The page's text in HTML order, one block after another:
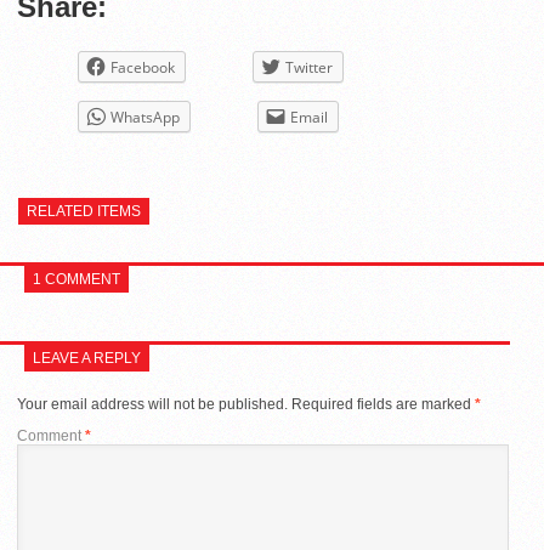
Facebook Twitter
WhatsApp Email
RELATED ITEMS
1 COMMENT
LEAVE A REPLY
Your email address will not be published. Required fields are marked *
Comment*